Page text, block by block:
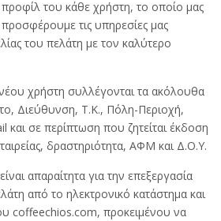
του κάθε χρήστη, το οποίο μας
τις υπηρεσίες μας
του πελάτη με τον καλύτερο
χρήστη συλλέγονται τα ακόλουθα
Διεύθυνση, Τ.Κ., Πόλη-Περιοχή,
σε περίπτωση που ζητείται έκδοση
δραστηριότητα, ΑΦΜ και Δ.Ο.Υ.
απαραίτητα για την επεξεργασία
από το ηλεκτρονικό κατάστημα και
coffeechios.com, προκειμένου να